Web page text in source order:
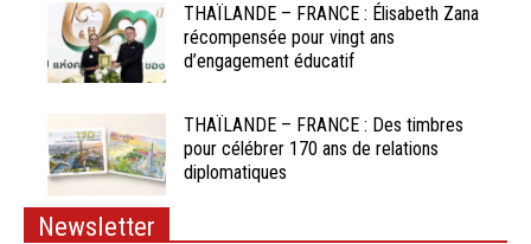
THAÏLANDE – FRANCE : Élisabeth Zana
récompensée pour vingt ans
d’engagement éducatif
THAÏLANDE – FRANCE : Des timbres
pour célébrer 170 ans de relations
diplomatiques
Newsletter